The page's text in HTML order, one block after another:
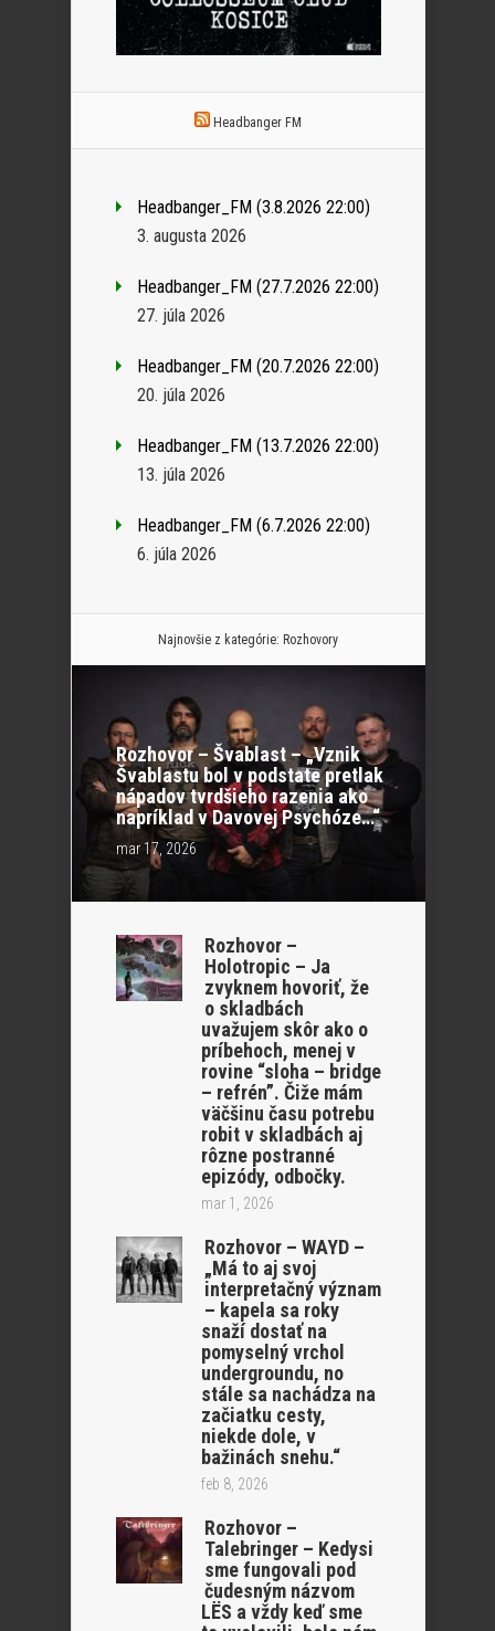
Headbanger FM
Headbanger_FM (3.8.2026 22:00)
3. augusta 2026
Headbanger_FM (27.7.2026 22:00)
27. júla 2026
Headbanger_FM (20.7.2026 22:00)
20. júla 2026
Headbanger_FM (13.7.2026 22:00)
13. júla 2026
Headbanger_FM (6.7.2026 22:00)
6. júla 2026
Najnovšie z kategórie: Rozhovory
Rozhovor – Švablast – „Vznik
Švablastu bol v podstate pretlak
nápadov tvrdšieho razenia ako
napríklad v Davovej Psychóze…“
mar 17, 2026
Rozhovor –
Holotropic – Ja
zvyknem hovoriť, že
o skladbách
uvažujem skôr ako o
príbehoch, menej v
rovine “sloha – bridge
– refrén”. Čiže mám
väčšinu času potrebu
robit v skladbách aj
rôzne postranné
epizódy, odbočky.
mar 1, 2026
Rozhovor – WAYD –
„Má to aj svoj
interpretačný význam
– kapela sa roky
snaží dostať na
pomyselný vrchol
undergroundu, no
stále sa nachádza na
začiatku cesty,
niekde dole, v
bažinách snehu.“
feb 8, 2026
Rozhovor –
Talebringer – Kedysi
sme fungovali pod
čudesným názvom
LËS a vždy keď sme